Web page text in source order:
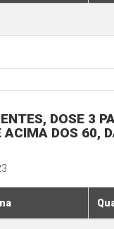
DOSE 3
DOS 60,